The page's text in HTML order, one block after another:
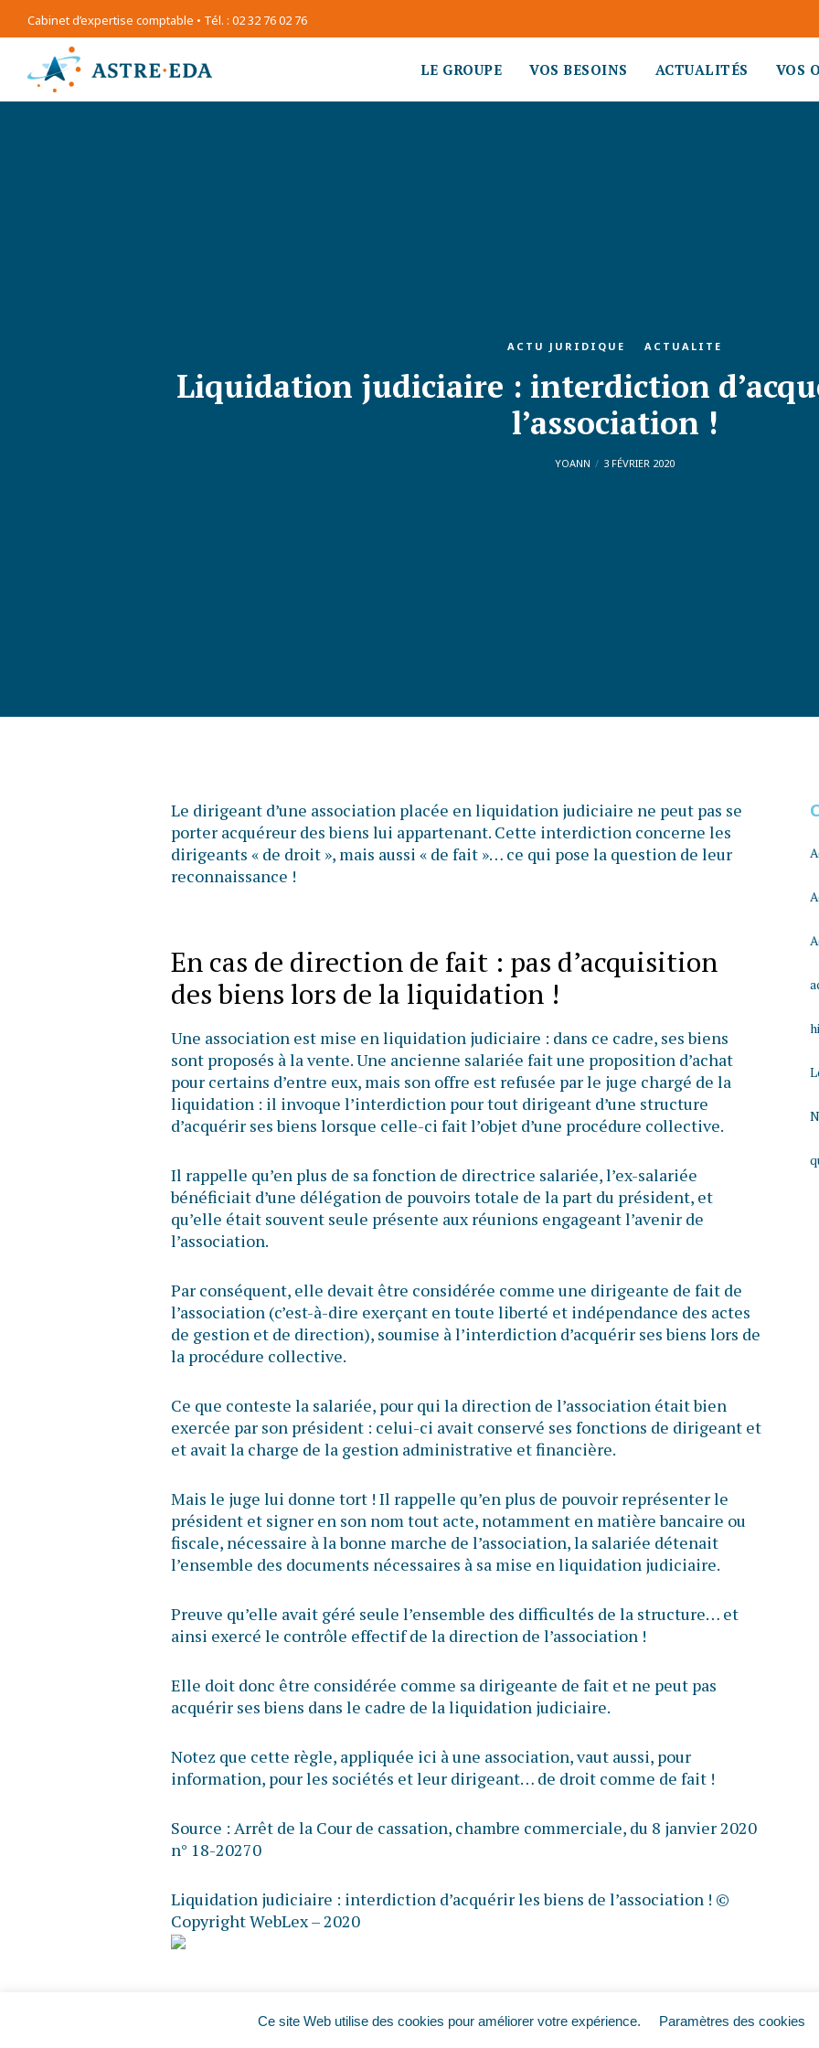
Cabinet d’expertise comptable • Tél. : 02 32 76 02 76
LE GROUPE VOS BESOINS ACTUALITÉS VOS
ACTU JURIDIQUE ACTUALITE
Liquidation judiciaire : interdiction
l’association !
YOANN 3 FÉVRIER 2020
Le dirigeant d’une association placée en liquidation judiciaire ne peut pas se
porter acquéreur des biens lui appartenant. Cette interdiction concerne les
dirigeants « de droit », mais aussi « de fait »… ce qui pose la question de leur
reconnaissance !
En cas de direction de fait : pas d’acquisition
des biens lors de la liquidation !
Une association est mise en liquidation judiciaire : dans ce cadre, ses biens
sont proposés à la vente. Une ancienne salariée fait une proposition d’achat
pour certains d’entre eux, mais son offre est refusée par le juge chargé de la
liquidation : il invoque l’interdiction pour tout dirigeant d’une structure
d’acquérir ses biens lorsque celle-ci fait l’objet d’une procédure collective.
Il rappelle qu’en plus de sa fonction de directrice salariée, l’ex-salariée
bénéficiait d’une délégation de pouvoirs totale de la part du président, et
qu’elle était souvent seule présente aux réunions engageant l’avenir de
l’association.
Par conséquent, elle devait être considérée comme une dirigeante de fait de
l’association (c’est-à-dire exerçant en toute liberté et indépendance des actes
de gestion et de direction), soumise à l’interdiction d’acquérir ses biens lors de
la procédure collective.
Ce que conteste la salariée, pour qui la direction de l’association était bien
exercée par son président : celui-ci avait conservé ses fonctions de dirigeant et
et avait la charge de la gestion administrative et financière.
Mais le juge lui donne tort ! Il rappelle qu’en plus de pouvoir représenter le
président et signer en son nom tout acte, notamment en matière bancaire ou
fiscale, nécessaire à la bonne marche de l’association, la salariée détenait
l’ensemble des documents nécessaires à sa mise en liquidation judiciaire.
Preuve qu’elle avait géré seule l’ensemble des difficultés de la structure… et
ainsi exercé le contrôle effectif de la direction de l’association !
Elle doit donc être considérée comme sa dirigeante de fait et ne peut pas
acquérir ses biens dans le cadre de la liquidation judiciaire.
Notez que cette règle, appliquée ici à une association, vaut aussi, pour
information, pour les sociétés et leur dirigeant… de droit comme de fait !
Source : Arrêt de la Cour de cassation, chambre commerciale, du 8 janvier 2020
n° 18-20270
Liquidation judiciaire : interdiction d’acquérir les biens de l’association ! ©
Copyright WebLex – 2020
Ce site Web utilise des cookies pour améliorer votre expérience. Paramètres des cookies